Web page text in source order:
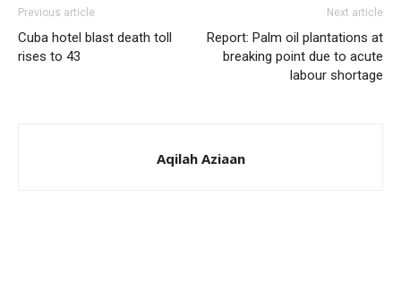
Previous article
Cuba hotel blast death toll
rises to 43
Next article
Report: Palm oil plantations at
breaking point due to acute
labour shortage
Aqilah Aziaan